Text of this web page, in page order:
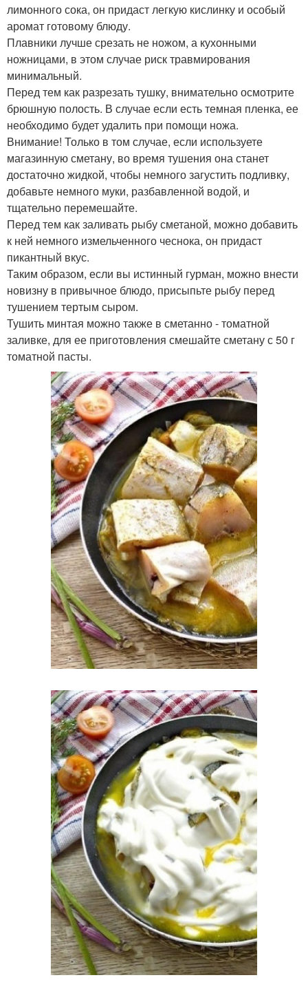
лимонного сока, он придаст легкую кислинку и особый
аромат готовому блюду.
Плавники лучше срезать не ножом, а кухонными
ножницами, в этом случае риск травмирования
минимальный.
Перед тем как разрезать тушку, внимательно осмотрите
брюшную полость. В случае если есть темная пленка, ее
необходимо будет удалить при помощи ножа.
Внимание! Только в том случае, если используете
магазинную сметану, во время тушения она станет
достаточно жидкой, чтобы немного загустить подливку,
добавьте немного муки, разбавленной водой, и
тщательно перемешайте.
Перед тем как заливать рыбу сметаной, можно добавить
к ней немного измельченного чеснока, он придаст
пикантный вкус.
Таким образом, если вы истинный гурман, можно внести
новизну в привычное блюдо, присыпьте рыбу перед
тушением тертым сыром.
Тушить минтая можно также в сметанно - томатной
заливке, для ее приготовления смешайте сметану с 50 г
томатной пасты.